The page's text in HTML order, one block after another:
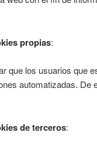
propias:
que los usuarios que
automatizadas. De
de terceros: